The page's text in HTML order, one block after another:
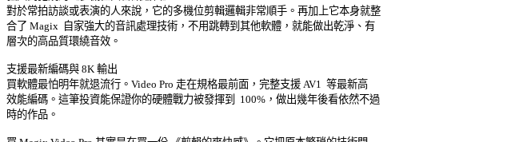
對於常拍訪談或表演的人來說，它的多機位剪輯邏輯非常順手。再加上它本身就整
合了 Magix  自家強大的音訊處理技術，不用跳轉到其他軟體，就能做出乾淨、有
層次的高品質環繞音效。
支援最新編碼與 8K 輸出
買軟體最怕明年就退流行。Video Pro 走在規格最前面，完整支援 AV1  等最新高
效能編碼。這筆投資能保證你的硬體戰力被發揮到  100%，做出幾年後看依然不過
時的作品。